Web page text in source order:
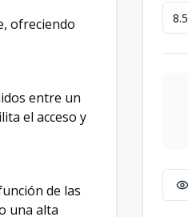
ofreciendo
entre un
el acceso y
de las
una alta